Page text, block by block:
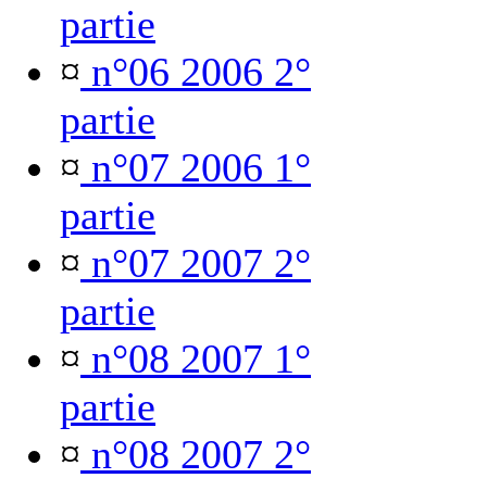
partie
¤ n°06 2006 2°
partie
¤ n°07 2006 1°
partie
¤ n°07 2007 2°
partie
¤ n°08 2007 1°
partie
¤ n°08 2007 2°